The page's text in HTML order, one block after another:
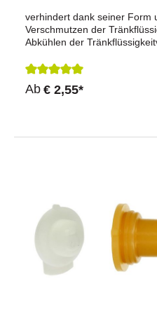
verhindert dank seiner Form
Verschmutzen der
Abkühlen der
Tränkflüssigkeit innerhalb 30
Durchschnittliche
Ab € 2,55*